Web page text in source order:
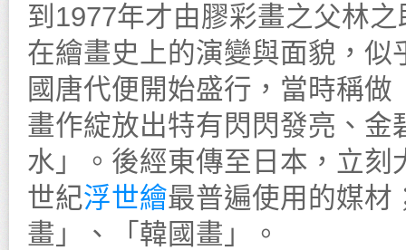
到1977年才由膠彩畫之父林
在繪畫史上的演變與面貌，
國唐代便開始盛行，當時稱
畫作綻放出特有閃閃發亮、
水」。後經東傳至日本，立
世紀浮世繪最普遍使用的媒材
畫」、「韓國畫」。